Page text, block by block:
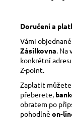
Doručení a
Vámi
Zásilkovna .
konkrétní
Z-point.
Zaplatit můžete
přeberete,
obratem po
pohodlně on-